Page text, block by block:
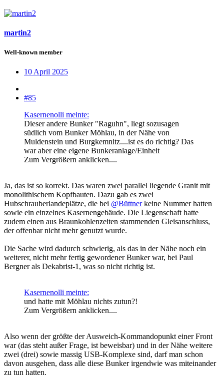
martin2
Well-known member
10 April 2025
#85
Kasernenolli meinte:
Dieser andere Bunker "Raguhn", liegt sozusagen
südlich vom Bunker Möhlau, in der Nähe von
Muldenstein und Burgkemnitz....ist es do richtig? Das
war aber eine eigene Bunkeranlage/Einheit
Zum Vergrößern anklicken....
Ja, das ist so korrekt. Das waren zwei parallel liegende Granit mit
monolithischem Kopfbauten. Dazu gab es zwei
Hubschrauberlandeplätze, die bei @Büttnerkeine Nummer hatten
sowie ein einzelnes Kasernengebäude. Die Liegenschaft hatte
zudem einen aus Braunkohlenzeiten stammenden Gleisanschluss,
der offenbar nicht mehr genutzt wurde.
Die Sache wird dadurch schwierig, als das in der Nähe noch ein
weiterer, nicht mehr fertig gewordener Bunker war, bei Paul
Bergner als Dekabrist-1, was so nicht richtig ist.
Kasernenolli meinte:
und hatte mit Möhlau nichts zutun?!
Zum Vergrößern anklicken....
Also wenn der größte der Ausweich-Kommandopunkt einer Front
war (das steht außer Frage, ist beweisbar) und in der Nähe weitere
zwei (drei) sowie massig USB-Komplexe sind, darf man schon
davon ausgehen, dass alle diese Bunker irgendwie was miteinander
zu tun hatten.